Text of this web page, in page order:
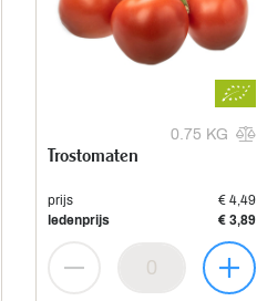
0.75 KG
Trostomaten
prijs
€ 4,49
ledenprijs
€ 3,89